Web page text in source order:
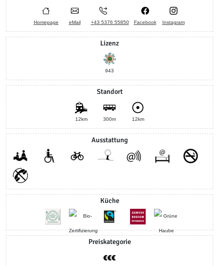
Homepage eMail +43 5376 55850 Facebook Instagram
Lizenz
943
Standort
12km 300m 12km
Ausstattung
Küche
Preiskategorie